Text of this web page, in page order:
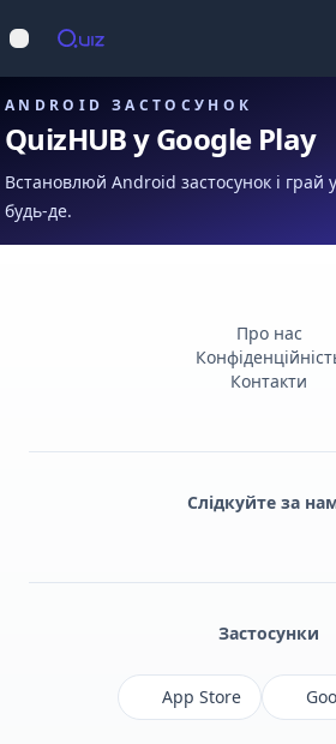
Відкрити меню
ANDROID ЗАСТОСУНОК
QuizHUB у Google Play
Встановлюй Android застосунок і грай
будь-де.
Про нас
Контакти
Слідкуйте за
Застосунки
App Store